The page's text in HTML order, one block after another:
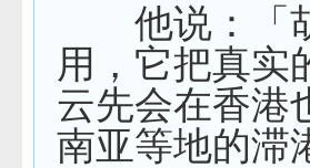
他说：「胡
用，它把真实
云先会在香港
南亚等地的滞